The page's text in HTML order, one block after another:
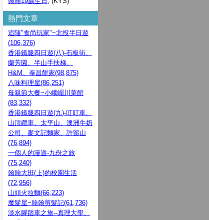
熱門文章
追隨"食尚玩家"~北投半日遊
(106,376)
香港鐵腿四日遊(八)-石板街、
蘭芳園、半山手扶梯、
H&M、泰昌餅家(98,875)
八味料理屋(86,251)
母親節大餐~小峨嵋川菜館
(83,332)
香港鐵腿四日遊(九)-叮叮車、
山頂纜車、太平山、澳洲牛奶
公司、麥文記麵家、許留山
(76,894)
一個人的漫遊-九份之旅
(75,240)
翰翰大班(上)的校園生活
(72,956)
山頭火拉麵(66,223)
魔髮屋~翰翰剪髮記(61,736)
淡水腳踏車之旅--真理大學、